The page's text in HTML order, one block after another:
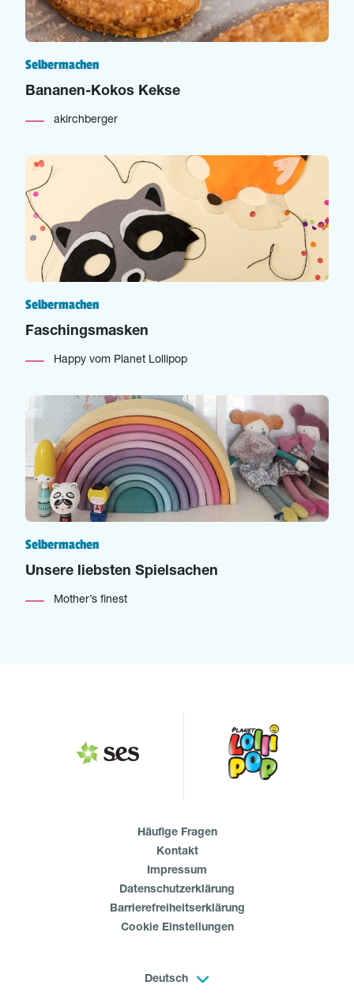
Selbermachen
Bananen-Kokos Kekse
akirchberger
Selbermachen
Faschingsmasken
Happy vom Planet Lollipop
Selbermachen
Unsere liebsten Spielsachen
Mother’s finest
Häufige Fragen
Kontakt
Impressum
Datenschutzerklärung
Barrierefreiheitserklärung
Cookie Einstellungen
Deutsch